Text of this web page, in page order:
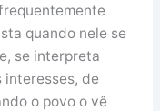
quando nele se
se interpreta
interesses, de
o povo o vê